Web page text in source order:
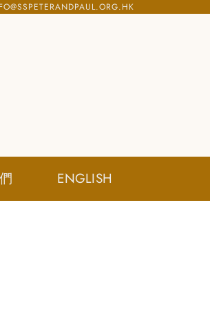
ENGLISH